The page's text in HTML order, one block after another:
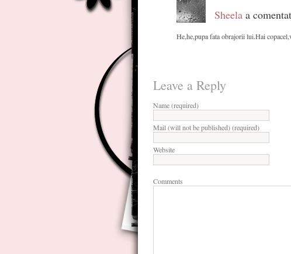
Sheela a
He,he,pupa fata obrajorii lui.Hai
Leave a Reply
Name (required)
Mail (will not be published) (required)
Website
Comments